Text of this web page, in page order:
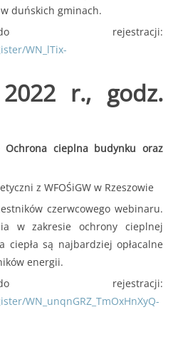
duńskich gminach.
WN_lTix-
r., godz.
Ochrona cieplna budynku oraz
z WFOŚiGW w Rzeszowie
czerwcowego webinaru.
w zakresie ochrony cieplnej
ciepła są najbardziej opłacalne
energii.
WN_unqnGRZ_TmOxHnXyQ-